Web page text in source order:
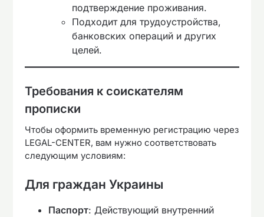
подтверждение проживания.
Подходит для трудоустройства,
банковских операций и других
целей.
Требования к соискателям
прописки
Чтобы оформить временную регистрацию через
LEGAL-CENTER, вам нужно соответствовать
следующим условиям:
Для граждан Украины
Паспорт: Действующий внутренний